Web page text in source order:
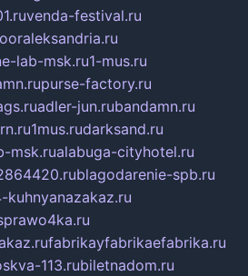
venda-festival.ru
lab-msk.ru1-mus.ru
purse-factory.ru
adler-jun.rubandamn.ru
1mus.rudarksand.ru
msk.rualabuga-cityhotel.ru
blagodarenie-spb.ru
fabrikayfabrikaefabrika.ru
113.rubiletnadom.ru